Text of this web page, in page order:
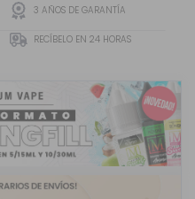
3 AÑOS DE GARANTÍA
RECÍBELO EN 24 HORAS